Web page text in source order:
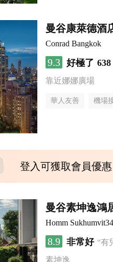
曼谷康萊德酒
Conrad Bangkok
9.3 好極了
靠近娜娜廣場
華人友善 機場
登入可獲取會員優
曼谷素坤逸鴻
Homm
8.9 非常好 “有
素坤逸